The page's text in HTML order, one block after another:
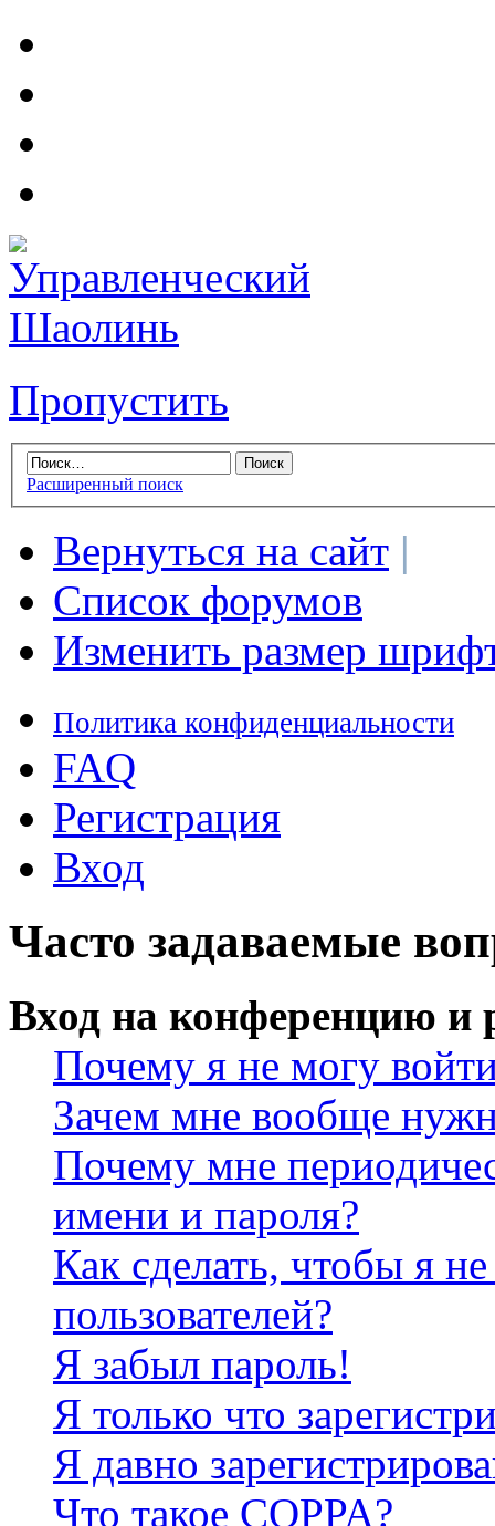
Пропустить
Расширенный поиск
Вернуться на сайт |
Список форумов
Изменить размер
Политика конфиденциальности
FAQ
Регистрация
Вход
Часто задаваемые
Вход на конференцию и
Почему я не могу
Зачем мне вообще
Почему мне
имени и пароля?
Как сделать, чтобы я
пользователей?
Я забыл пароль!
Я только что
Я давно
Что такое COPPA?